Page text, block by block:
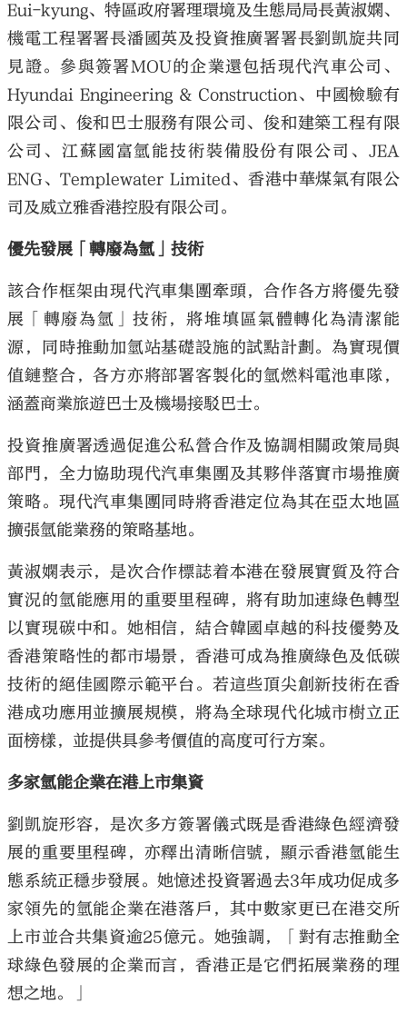
Eui-kyung、特區政府署理環境及生態局局長黃淑嫻、
機電工程署署長潘國英及投資推廣署署長劉凱旋共同
見證。參與簽署MOU的企業還包括現代汽車公司、
Hyundai Engineering & Construction、中國檢驗有
限公司、俊和巴士服務有限公司、俊和建築工程有限
公司、江蘇國富氫能技術裝備股份有限公司、JEA
ENG、Templewater Limited、香港中華煤氣有限公
司及威立雅香港控股有限公司。
優先發展「轉廢為氫」技術
該合作框架由現代汽車集團牽頭，合作各方將優先發
展「轉廢為氫」技術，將堆填區氣體轉化為清潔能
源，同時推動加氫站基礎設施的試點計劃。為實現價
值鏈整合，各方亦將部署客製化的氫燃料電池車隊，
涵蓋商業旅遊巴士及機場接駁巴士。
投資推廣署透過促進公私營合作及協調相關政策局與
部門，全力協助現代汽車集團及其夥伴落實市場推廣
策略。現代汽車集團同時將香港定位為其在亞太地區
擴張氫能業務的策略基地。
黃淑嫻表示，是次合作標誌着本港在發展實質及符合
實況的氫能應用的重要里程碑，將有助加速綠色轉型
以實現碳中和。她相信，結合韓國卓越的科技優勢及
香港策略性的都市場景，香港可成為推廣綠色及低碳
技術的絕佳國際示範平台。若這些頂尖創新技術在香
港成功應用並擴展規模，將為全球現代化城市樹立正
面榜樣，並提供具參考價值的高度可行方案。
多家氫能企業在港上市集資
劉凱旋形容，是次多方簽署儀式既是香港綠色經濟發
展的重要里程碑，亦釋出清晰信號，顯示香港氫能生
態系統正穩步發展。她憶述投資署過去3年成功促成多
家領先的氫能企業在港落戶，其中數家更已在港交所
上市並合共集資逾25億元。她強調，「對有志推動全
球綠色發展的企業而言，香港正是它們拓展業務的理
想之地。」